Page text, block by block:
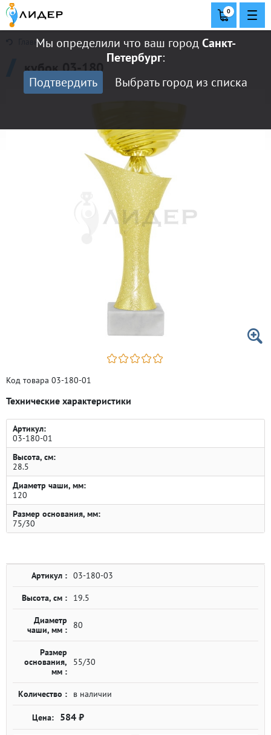
Мы определили что ваш городСанкт-
Петербург:
Подтвердить
Выбрать город из списка
0
Главная
кубок 03-180
Код товара 03-180-01
Технические характеристики
Артикул:
03-180-01
Высота, см:
28.5
Диаметр чаши, мм:
120
Размер основания, мм:
75/30
Артикул : 03-180-03
Высота, см : 19.5
Диаметр
чаши, мм :
80
Размер
основания,
мм :
55/30
Количество : в наличии
584 ₽